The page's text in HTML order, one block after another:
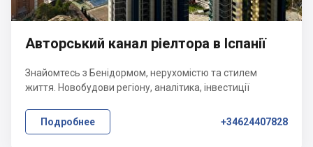
Авторський канал ріелтора в Іспанії
Знайомтесь з Бенідормом, нерухомістю та стилем
життя. Новобудови регіону, аналітика, інвестиції
Подробнее +34624407828